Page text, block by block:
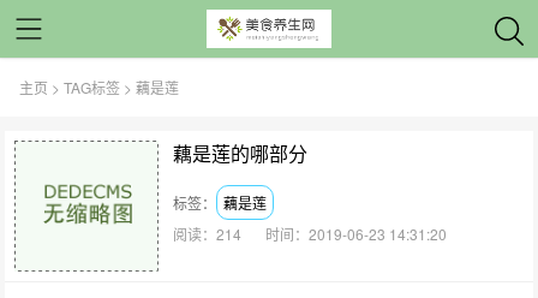
主页 >TAG标签 > 藕是莲
藕是莲的哪部分
标签： 藕是莲
阅读：214
时间：2019-06-23 14:31:20